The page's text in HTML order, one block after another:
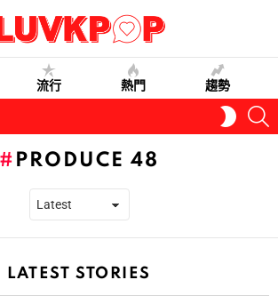
流行 熱門 趨勢
SKIN
PRODUCE 48
LATEST STORIES